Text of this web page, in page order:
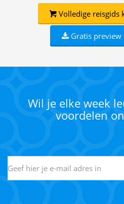
Volledige reisgids
Gratis
Wil je elke week
voordelen